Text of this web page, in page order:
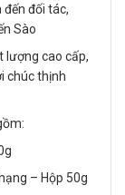
đối tác,
Sào
lượng cao cấp,
chúc thịnh
– Hộp 50g